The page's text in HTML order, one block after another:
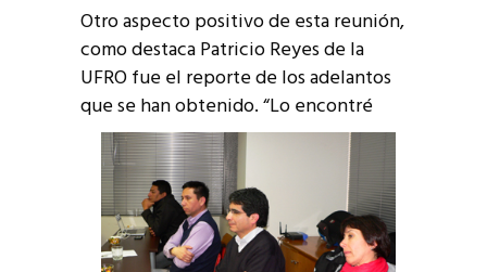
Otro aspecto positivo de esta reunión,
como destaca Patricio Reyes de la
UFRO fue el reporte de los adelantos
que se hanobtenido. “Lo encontré